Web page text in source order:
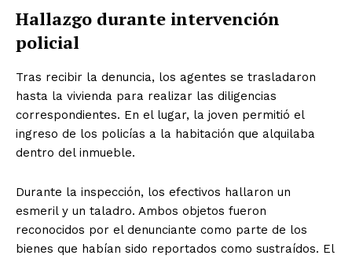
Hallazgo durante intervención
policial
Tras recibir la denuncia, los agentes se trasladaron
hasta la vivienda para realizar las diligencias
correspondientes. En el lugar, la joven permitió el
ingreso de los policías a la habitación que alquilaba
dentro del inmueble.
Durante la inspección, los efectivos hallaron un
esmeril y un taladro. Ambos objetos fueron
reconocidos por el denunciante como parte de los
bienes que habían sido reportados como sustraídos. El